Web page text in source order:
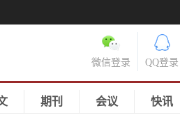
QQ登录
微信登录
期刊 会议 快讯